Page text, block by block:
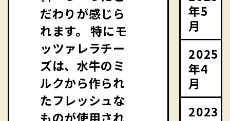
だわりが感じら
れます。 特にモ
ッツァレラチー
ズは、水牛のミ
ルクから作られ
たフレッシュな
ものが使用され
年5
月
2025
年4
月
2023